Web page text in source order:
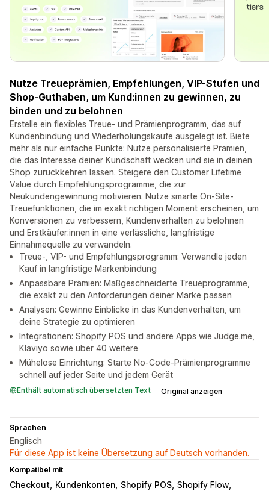
Nutze Treueprämien, Empfehlungen, VIP-Stufen und
Shop-Guthaben, um Kund:innen zu gewinnen, zu
binden und zu belohnen
Erstelle ein flexibles Treue- und Prämienprogramm, das auf
Kundenbindung und Wiederholungskäufe ausgelegt ist. Biete
mehr als nur einfache Punkte: Nutze personalisierte Prämien,
die das Interesse deiner Kundschaft wecken und sie in deinen
Shop zurückkehren lassen. Steigere den Customer Lifetime
Value durch Empfehlungsprogramme, die zur
Neukundengewinnung motivieren. Nutze smarte On-Site-
Treuefunktionen, die im exakt richtigen Moment erscheinen, um
Konversionen zu verbessern, Kundenverhalten zu belohnen
und Erstkäufer:innen in eine verlässliche, langfristige
Einnahmequelle zu verwandeln.
Treue-, VIP- und Empfehlungsprogramm: Verwandle jeden
Kauf in langfristige Markenbindung
Anpassbare Prämien: Maßgeschneiderte Treueprogramme,
die exakt zu den Anforderungen deiner Marke passen
Analysen: Gewinne Einblicke in das Kundenverhalten, um
deine Strategie zu optimieren
Integrationen: Shopify POS und andere Apps wie Judge.me,
Klaviyo sowie über 40 weitere
Mühelose Einrichtung: Starte No-Code-Prämienprogramme
schnell auf jeder Seite und jedem Gerät
Enthält automatisch übersetzten Text Original anzeigen
Sprachen
Englisch
Für diese App ist keine Übersetzung auf Deutsch vorhanden.
Kompatibel mit
Checkout Kundenkonten Shopify POS Shopify Flow